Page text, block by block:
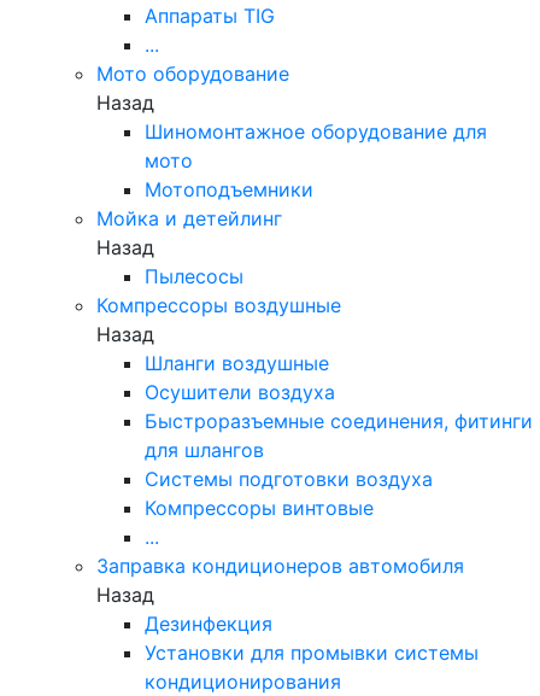
Аппараты TIG
...
Мото оборудование
Назад
Шиномонтажное оборудование для
мото
Мотоподъемники
Мойка и детейлинг
Назад
Пылесосы
Компрессоры воздушные
Назад
Шланги воздушные
Осушители воздуха
Быстроразъемные соединения, фитинги
для шлангов
Системы подготовки воздуха
Компрессоры винтовые
...
Заправка кондиционеров автомобиля
Назад
Дезинфекция
Установки для промывки системы
кондиционирования